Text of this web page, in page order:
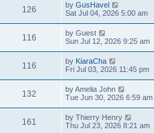
126 by GusHavel
Sat Jul 04, 2026 5:00 am
116 by Guest
Sun Jul 12, 2026 9:25 am
116 by KiaraCha
Fri Jul 03, 2026 11:45 pm
132 byAmelia John
Tue Jun 30, 2026 6:59 am
161 by Thierry Henry
Thu Jul 23, 2026 8:21 am